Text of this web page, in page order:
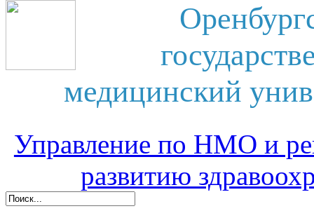
медицинский
Управление по НМО и
развитию